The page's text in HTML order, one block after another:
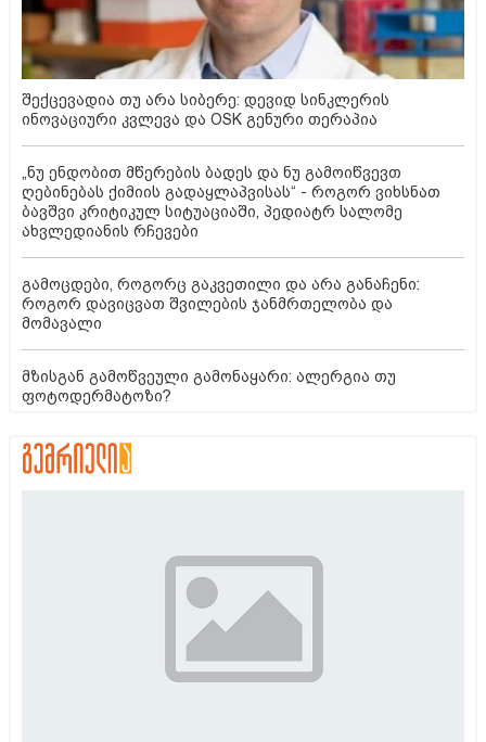
შექცევადია თუ არა სიბერე: დევიდ სინკლერის
ინოვაციური კვლევა და OSK გენური თერაპია
„ნუ ენდობით მწერების ბადეს და ნუ გამოიწვევთ
ღებინებას ქიმიის გადაყლაპვისას“ - როგორ ვიხსნათ
ბავშვი კრიტიკულ სიტუაციაში, პედიატრ სალომე
ახვლედიანის რჩევები
გამოცდები, როგორც გაკვეთილი და არა განაჩენი:
როგორ დავიცვათ შვილების ჯანმრთელობა და
მომავალი
მზისგან გამოწვეული გამონაყარი: ალერგია თუ
ფოტოდერმატოზი?